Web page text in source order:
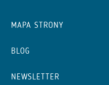
MAPA STRONY
BLOG
NEWSLETTER